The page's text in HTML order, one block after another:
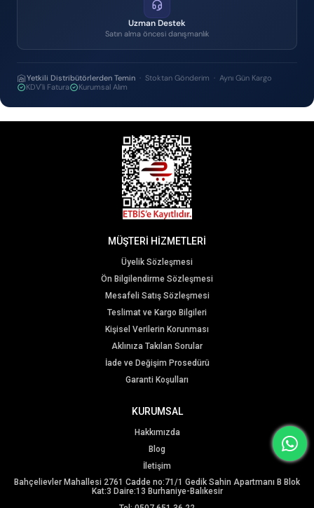
Uzman Destek
Satın alma öncesi danışmanlık
Yetkili Distribütörlerden Temin · Stoktan Gönderim · Aynı Gün Kargo
KDV'li Fatura
Kurumsal Alım
MÜŞTERİ HİZMETLERİ
Üyelik Sözleşmesi
Ön Bilgilendirme Sözleşmesi
Mesafeli Satış Sözleşmesi
Teslimat ve Kargo Bilgileri
Kişisel Verilerin Korunması
Aklınıza Takılan Sorular
İade ve Değişim Prosedürü
Garanti Koşulları
KURUMSAL
Hakkımızda
Blog
İletişim
Bahçelievler Mahallesi 2761 Cadde no:71/1 Gedik Sahin Apartmanı B Blok
Kat:3 Daire:13 Burhaniye-Balıkesir